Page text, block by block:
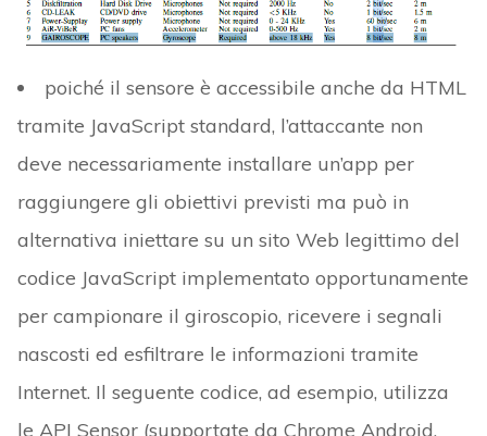
poiché il sensore è accessibile anche da HTML
tramite JavaScript standard, l’attaccante non
deve necessariamente installare un’app per
raggiungere gli obiettivi previsti ma può in
alternativa iniettare su un sito Web legittimo del
codice JavaScript implementato opportunamente
per campionare il giroscopio, ricevere i segnali
nascosti ed esfiltrare le informazioni tramite
Internet. Il seguente codice, ad esempio, utilizza
le API Sensor (supportate da Chrome Android,